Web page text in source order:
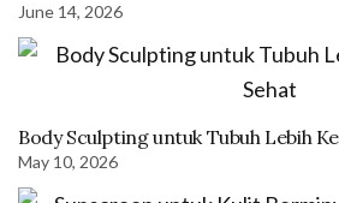
June 14, 2026
Body Sculpting untuk Tubuh Lebih
May 10, 2026